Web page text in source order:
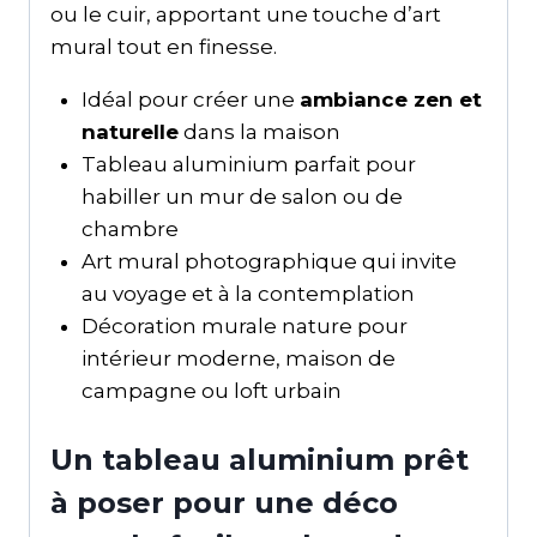
ou le cuir, apportant une touche d’art
mural tout en finesse.
Idéal pour créer une ambiance zen et
naturelledans la maison
Tableau aluminium parfait pour
habiller un mur de salon ou de
chambre
Art mural photographique qui invite
au voyage et à la contemplation
Décoration murale nature pour
intérieur moderne, maison de
campagne ou loft urbain
Un tableau aluminium prêt
à poser pour une déco